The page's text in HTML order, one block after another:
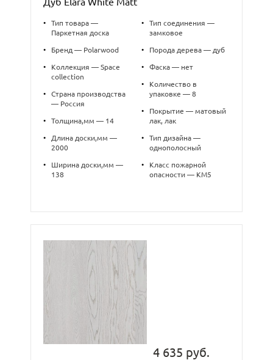
•
Тип товара —
Паркетная доска
• Бренд — Polarwood
•
Коллекция — Space
collection
•
Страна производства
— Россия
• Толщина,мм — 14
•
Длина доски,мм —
2000
•
Ширина доски,мм —
138
•
Тип соединения —
замковое
• Порода дерева — дуб
• Фаска — нет
•
Количество в
упаковке — 8
•
Покрытие — матовый
лак, лак
•
Тип дизайна —
однополосный
•
Класс пожарной
опасности — КМ5
4 635 руб.